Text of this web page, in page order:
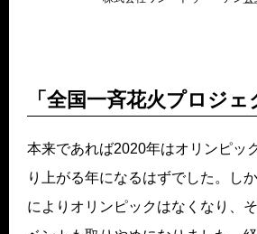
「全国一斉花火プロジェ
本来であれば2020年はオリンピッ
り上がる年になるはずでした。し
によりオリンピックはなくなり、